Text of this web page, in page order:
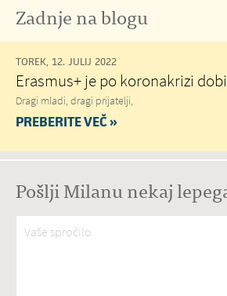
Zadnje na blogu
TOREK, 12. JULIJ 2022
Erasmus+ je po koronakrizi
Dragi mladi, dragi prijatelji,
PREBERITE VEČ »
Pošlji Milanu nekaj
Vaše spročilo*